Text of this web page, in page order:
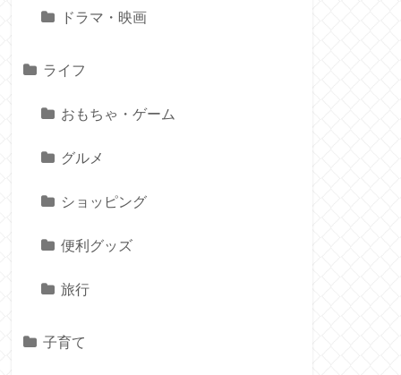
ドラマ・映画
ライフ
おもちゃ・ゲーム
グルメ
ショッピング
便利グッズ
旅行
子育て